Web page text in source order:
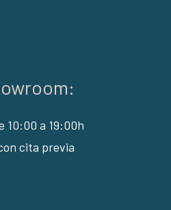
10:00 a 19:00h
cita previa